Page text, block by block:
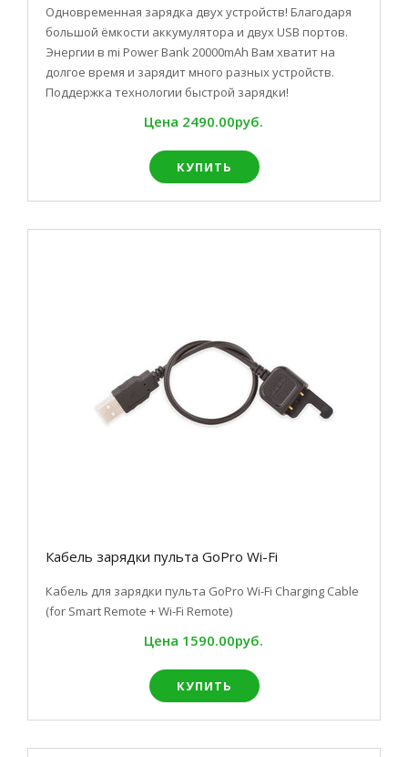
Одновременная зарядка двух устройств! Благодаря
большой ёмкости аккумулятора и двух USB портов.
Энергии в mi Power Bank 20000mAh Вам хватит на
долгое время и зарядит много разных устройств.
Поддержка технологии быстрой зарядки!
Цена 2490.00руб.
КУПИТЬ
Кабель зарядки пульта GoPro Wi-Fi
Кабель для зарядки пульта GoPro Wi-Fi Charging Cable
(for Smart Remote + Wi-Fi Remote)
Цена 1590.00руб.
КУПИТЬ